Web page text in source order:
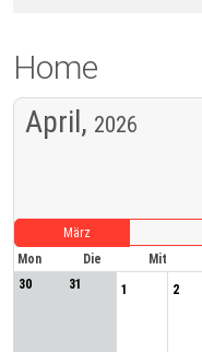
Home
April, 2026
März
Mon
Die Mit
30
31 1 2